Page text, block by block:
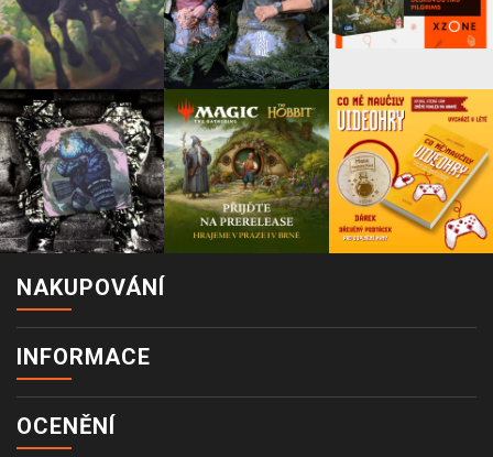
NAKUPOVÁNÍ
INFORMACE
OCENĚNÍ